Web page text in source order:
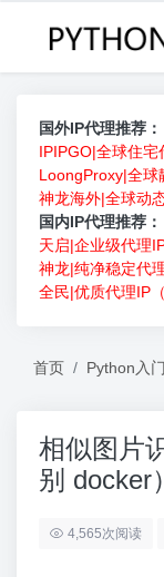
国外IP代理推荐：
IPIPGO|全球住宅
LoongProxy|全球
神龙海外|全球动
国内IP代理推荐：
天启|企业级代理
神龙|纯净稳定代
全民|优质代理IP
首页 Python入
相似图片
别 docker）
4,565次阅读